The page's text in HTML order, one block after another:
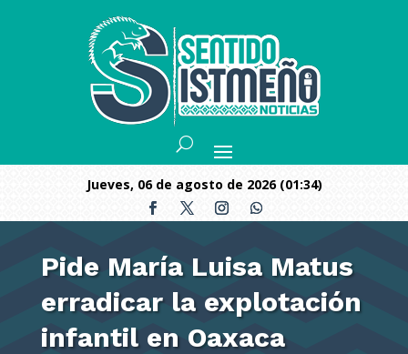
jueves, 06 de agosto de 2026 (01:34)
Pide María Luisa Matus
erradicar la explotación
infantil en Oaxaca